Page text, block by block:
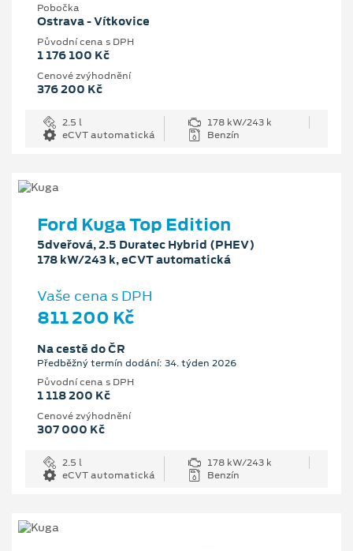
Pobočka
Ostrava - Vítkovice
Původní cena s DPH
1 176 100 Kč
Cenové zvýhodnění
376 200 Kč
2.5 l
178 kW/243 k
eCVT automatická
Benzín
Ford Kuga Top Edition
5dveřová, 2.5 Duratec Hybrid (PHEV)
178 kW/243 k, eCVT automatická
Vaše cena s DPH
811 200 Kč
Na cestě do ČR
Předběžný termín dodání: 34. týden 2026
Původní cena s DPH
1 118 200 Kč
Cenové zvýhodnění
307 000 Kč
2.5 l
178 kW/243 k
eCVT automatická
Benzín